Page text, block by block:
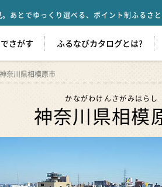
あとでゆっくり選べる、ポイント制ふるさ
さがす ふるなびカタログとは?
神奈川県相模原市
かながわけんさがみはらし
神奈川県相模